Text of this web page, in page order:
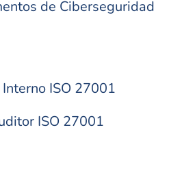
de Ciberseguridad
ISO 27001
ISO 27001